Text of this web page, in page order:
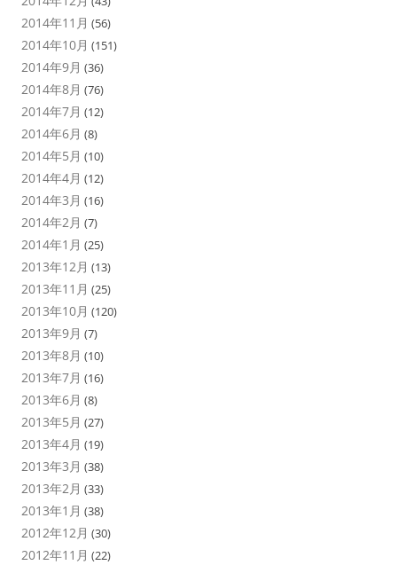
2014年11月 (56)
2014年10月 (151)
2014年9月 (36)
2014年8月 (76)
2014年7月 (12)
2014年6月 (8)
2014年5月 (10)
2014年4月 (12)
2014年3月 (16)
2014年2月 (7)
2014年1月 (25)
2013年12月 (13)
2013年11月 (25)
2013年10月 (120)
2013年9月 (7)
2013年8月 (10)
2013年7月 (16)
2013年6月 (8)
2013年5月 (27)
2013年4月 (19)
2013年3月 (38)
2013年2月 (33)
2013年1月 (38)
2012年12月 (30)
2012年11月 (22)